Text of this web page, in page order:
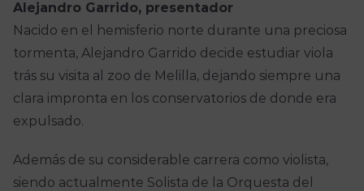
Alejandro Garrido, presentador
Nacido en el hemisferio norte durante una preciosa
tormenta, Alejandro Garrido decide estudiar viola
trás su visita al zoo de Melilla, dejando siempre una
clara impronta en los conservatorios de donde era
expulsado.
Además de su considerable carrera como violista,
siendo actualmente Solista de la Orquesta del